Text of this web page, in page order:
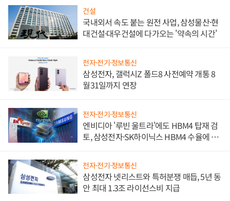
건설
국내외서 속도 붙는 원전 사업, 삼성물산·현
대건설·대우건설에 다가오는 '약속의 시간'
전자·전기·정보통신
삼성전자, 갤럭시Z 폴드8 사전예약 개통 8
월31일까지 연장
전자·전기·정보통신
엔비디아 '루빈 울트라'에도 HBM4 탑재 검
토, 삼성전자·SK하이닉스 HBM4 수율에 주
전자·전기·정보통신
삼성전자 넷리스트와 특허분쟁 매듭, 5년 동
안 최대 1.3조 라이선스비 지급